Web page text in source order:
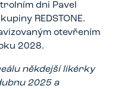
dni Pavel
REDSTONE.
otevřením
2028.
někdejší likérky
2025 a